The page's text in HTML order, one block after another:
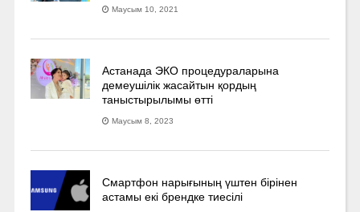
Маусым 10, 2021
Астанада ЭКО процедураларына
демеушілік жасайтын қордың
таныстырылымы өтті
Маусым 8, 2023
Смартфон нарығының үштен бірінен
астамы екі брендке тиесілі